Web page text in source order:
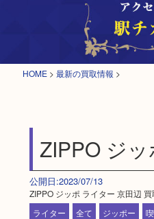
HOME > 最新の買取情報 >
ZIPPO ジ
公開日:2023/07/13
ZIPPO ジッポ ライター 京田辺 買
ライター
全て ジッポー